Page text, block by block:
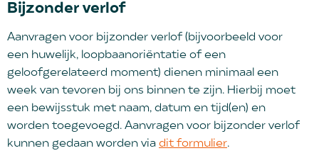
Bijzonder verlof
Aanvragen voor bijzonder verlof (bijvoorbeeld voor
een huwelijk, loopbaanoriëntatie of een
geloofgerelateerd moment) dienen minimaal een
week van tevoren bij ons binnen te zijn. Hierbij moet
een bewijsstuk met naam, datum en tijd(en) en
worden toegevoegd. Aanvragen voor bijzonder verlof
kunnen gedaan worden via dit formulier.